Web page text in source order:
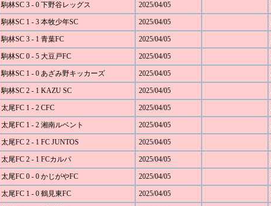
駒林SC 3 - 0 下野谷レッグス 2025/04/05
駒林SC 1 - 3 本牧少年SC 2025/04/05
駒林SC 3 - 1 青葉FC 2025/04/05
駒林SC 0 - 5 大豆戸FC 2025/04/05
駒林SC 1 - 0 あざみ野キッカーズ 2025/04/05
駒林SC 2 - 1 KAZU SC 2025/04/05
太尾FC 1 - 2 CFC 2025/04/05
太尾FC 1 - 2 湘南ルベント 2025/04/05
太尾FC 2 - 1 FC JUNTOS 2025/04/05
太尾FC 2 - 1 FCカルパ 2025/04/05
太尾FC 0 - 0 かじがやFC 2025/04/05
太尾FC 1 - 0 鶴見東FC 2025/04/05